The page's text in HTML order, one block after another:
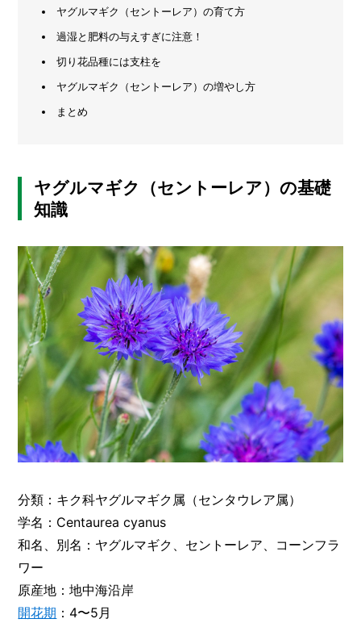
カ
ー /
R
N
D
ク
リ
エ
イ
タ
ー
C
R
E
A
T
R
ユ
ー
ザ
ー
C
U
ヤグルマギク（セントーレア）の育て方
過湿と肥料の与えすぎに注意！
切り花品種には支柱を
ヤグルマギク（セントーレア）の増やし方
まとめ
ヤグルマギク（セントーレア）の基礎
知識
分類：キク科ヤグルマギク属（センタウレア属）
学名：Centaurea cyanus
和名、別名：ヤグルマギク、セントーレア、コーンフラ
ワー
原産地：地中海沿岸
開花期 ：4〜5月